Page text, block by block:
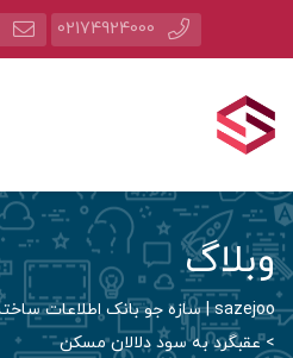
02174924000
وبلاگ
sazejoo | سازه جو بانک اطلاعات ساختمان های در حال ساخت
>عقبگرد به سود دلالان مسکن